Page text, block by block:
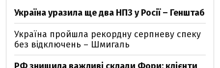
Україна уразила ще два НПЗ у Росії – Генштаб
Україна пройшла рекордну серпневу спеку
без відключень – Шмигаль